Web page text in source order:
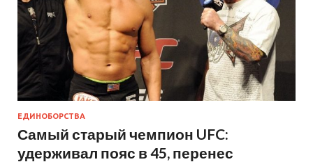
ЕДИНОБОРСТВА
Самый старый чемпион UFC:
удерживал пояс в 45, перенес